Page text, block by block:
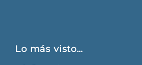
Lo más visto…